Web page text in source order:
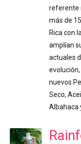
referente
más de
Rica con
amplían
actuales
nuevos
Seco,
Albahaca